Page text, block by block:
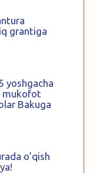
grantiga
yoshgacha
mukofot
Bakuga
o’qish